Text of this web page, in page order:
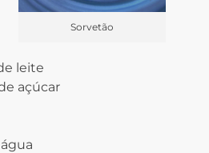
Sorvetão
leite
açúcar